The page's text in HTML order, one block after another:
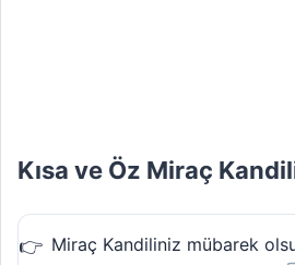
Kısa ve Öz Miraç
Miraç Kandiliniz mübarek